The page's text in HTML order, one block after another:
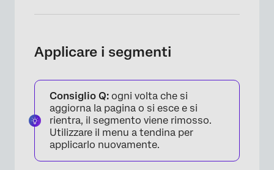
Applicare i segmenti
Consiglio Q: ogni volta che si
aggiorna la pagina o si esce e si
rientra, il segmento viene rimosso.
Utilizzare il menu a tendina per
applicarlo nuovamente.